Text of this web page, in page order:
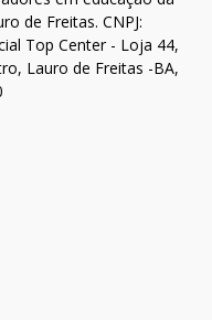
de Freitas. CNPJ:
Top Center - Loja 44,
Lauro de Freitas -BA,